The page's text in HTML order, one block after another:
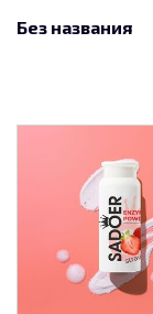
Без названия